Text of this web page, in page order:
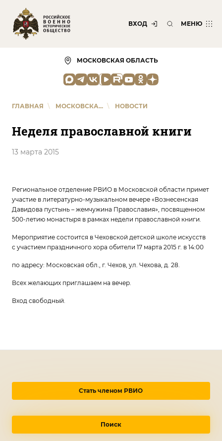
ВХОД МЕНЮ
МОСКОВСКАЯ ОБЛАСТЬ
ГЛАВНАЯ \ МОСКОВСКА... \ НОВОСТИ
Неделя православной книги
13 марта 2015
Региональное отделение РВИО в Московской области примет
участие в литературно-музыкальном вечере «Вознесенская
Давидова пустынь – жемчужина Православия», посвященном
500-летию монастыря в рамках недели православной книги.
Мероприятие состоится в Чеховской детской школе искусств
с участием праздничного хора обители 17 марта 2015 г. в 14:00
по адресу: Московская обл., г. Чехов, ул. Чехова, д. 28.
Всех желающих приглашаем на вечер.
Вход свободный.
Стать членом РВИО
Поиск